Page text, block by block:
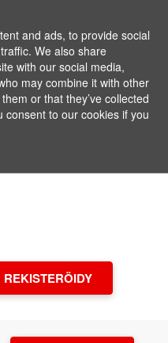
and ads, to provide social
We also share
with our social media,
may combine it with other
or that they’ve collected
consent to our cookies if you
REKISTERÖIDY